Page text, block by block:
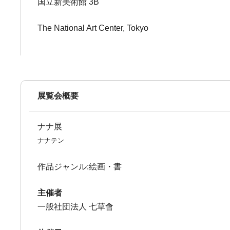
国立新美術館 3B
The National Art Center, Tokyo
展覧会概要
ナナ展
ナナテン
作品ジャンル:絵画・書
主催者
一般社団法人 七草會